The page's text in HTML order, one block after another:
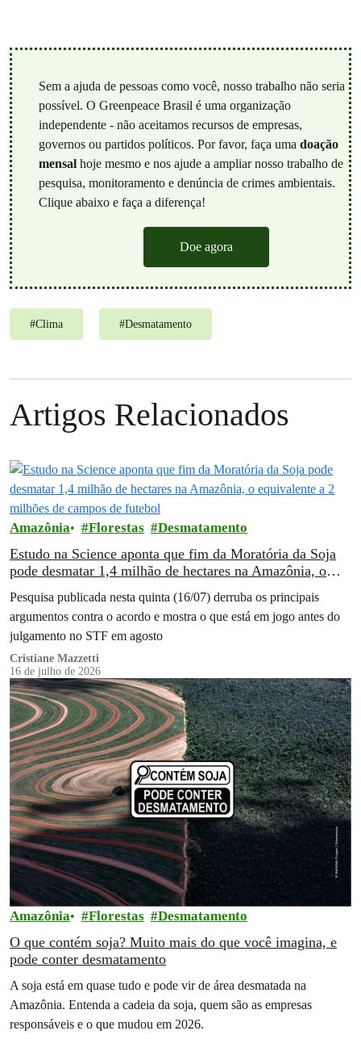
Sem a ajuda de pessoas como você, nosso trabalho não seria
possível. O Greenpeace Brasil é uma organização
independente - não aceitamos recursos de empresas,
governos ou partidos políticos. Por favor, faça uma doação
mensalhoje mesmo e nos ajude a ampliar nosso trabalho de
pesquisa, monitoramento e denúncia de crimes ambientais.
Clique abaixo e faça a diferença!
Doe agora
#Clima #Desmatamento
Artigos Relacionados
Amazônia Florestas Desmatamento
Estudo na Science aponta que fim da Moratória da Soja
pode desmatar 1,4 milhão de hectares na Amazônia, o
Pesquisa publicada nesta quinta (16/07) derruba os principais
argumentos contra o acordo e mostra o que está em jogo antes do
julgamento no STF em agosto
Cristiane Mazzetti
16 de julho de 2026
Amazônia Florestas Desmatamento
O que contém soja? Muito mais do que você imagina, e
pode conter desmatamento
A soja está em quase tudo e pode vir de área desmatada na
Amazônia. Entenda a cadeia da soja, quem são as empresas
responsáveis e o que mudou em 2026.